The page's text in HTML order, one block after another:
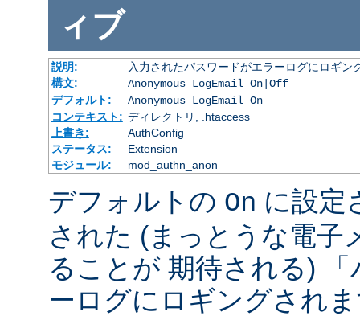
ィブ
説明:
入力されたパスワードがエラーログにロギン
構文:
Anonymous_LogEmail On|Off
デフォルト:
Anonymous_LogEmail On
コンテキスト: ディレクトリ, .htaccess
上書き:
AuthConfig
ステータス:
Extension
モジュール:
mod_authn_anon
デフォルトの On に設定
された (まっとうな電子
ることが 期待される)
ーログにロギングされ